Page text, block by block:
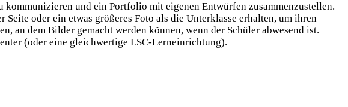
und ein Portfolio mit eigenen Entwürfen zusammenzustellen.
oder ein etwas größeres Foto als die Unterklasse erhalten, um ihren
an dem Bilder gemacht werden können, wenn der Schüler abwesend ist.
(oder eine gleichwertige LSC-Lerneinrichtung).